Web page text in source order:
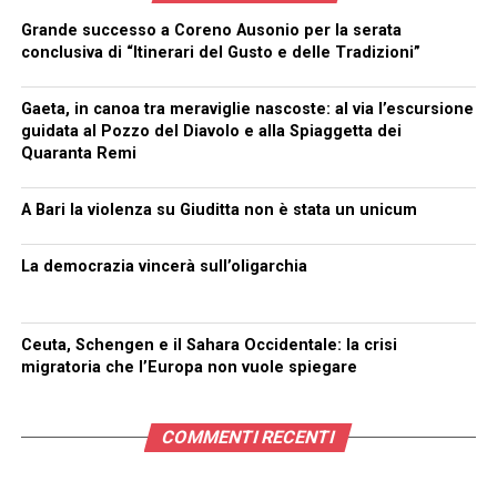
Grande successo a Coreno Ausonio per la serata
conclusiva di “Itinerari del Gusto e delle Tradizioni”
Gaeta, in canoa tra meraviglie nascoste: al via l’escursione
guidata al Pozzo del Diavolo e alla Spiaggetta dei
Quaranta Remi
A Bari la violenza su Giuditta non è stata un unicum
La democrazia vincerà sull’oligarchia
Ceuta, Schengen e il Sahara Occidentale: la crisi
migratoria che l’Europa non vuole spiegare
COMMENTI RECENTI